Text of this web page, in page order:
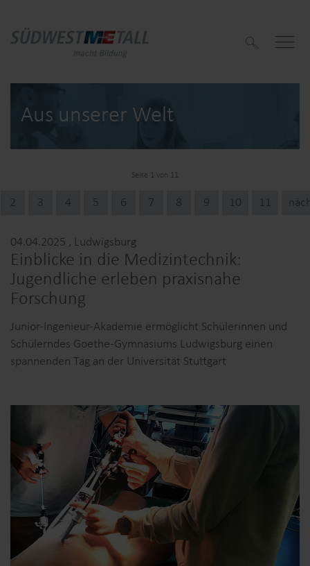
Aus unserer Welt
Seite 1 von 11
2 3 4 5 6 7 8 9 10 11
04.04.2025 , Ludwigsburg
Einblicke in die Medizintechnik:
Jugendliche erleben praxisnahe
Forschung
Junior-Ingenieur-Akademie ermöglicht Schülerinnen und
Schülerndes Goethe-Gymnasiums Ludwigsburg einen
spannenden Tag an der Universität Stuttgart